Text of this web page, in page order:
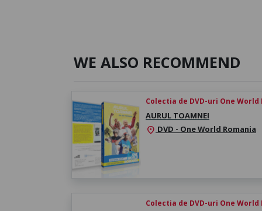
WE ALSO RECOMMEND
Colectia de DVD-uri One World
AURUL TOAMNEI
location_on DVD - One World Romania
Colectia de DVD-uri One World